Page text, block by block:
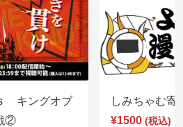
キングオブ
戦②
しみちゃむ
¥1500 (税込)